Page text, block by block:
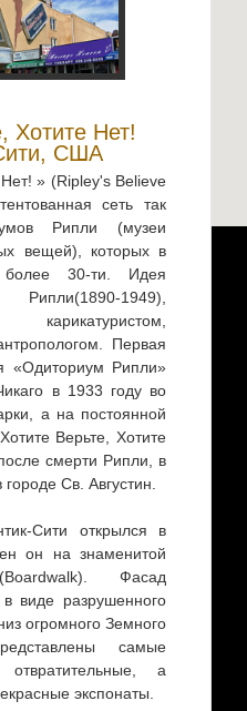
Хотите Нет!
США
» (Ripley's Believe
сеть так
Рипли (музеи
вещей), которых в
более 30-ти. Идея
1949),
Первая
«Одиториум Рипли»
в 1933 году во
а на постоянной
Верьте, Хотите
смерти Рипли, в
Св. Августин.
Сити открылся в
он на знаменитой
Фасад
виде разрушенного
огромного Земного
самые
отвратительные, а
экспонаты.